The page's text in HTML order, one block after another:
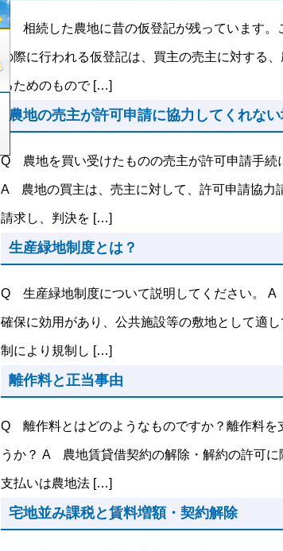
Q 相続した農地に昔の仮登記が残っています
の際に行われる仮登記は、買主の売主に対する
るためのもので […]
農地の売主が許可申請に協力してくれな
Q 農地を買い受けたものの売主が許可申請手続
A 農地の買主は、売主に対して、許可申請協力
請求し、判決を […]
生産緑地制度とは？
Q 生産緑地制度について説明してください。
確保に効用があり、公共施設等の敷地として適
制により規制し […]
離作料と正当事由
Q 離作料とはどのようなものですか？離作料を
うか？ A 農地賃貸借契約の解除・解約の許可
支払いは農地法 […]
宅地並み課税と賃料増額・契約解除